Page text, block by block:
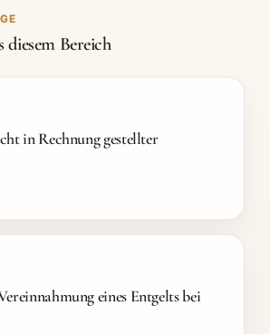
diesem Bereich
in Rechnung gestellter
eines Entgelts bei